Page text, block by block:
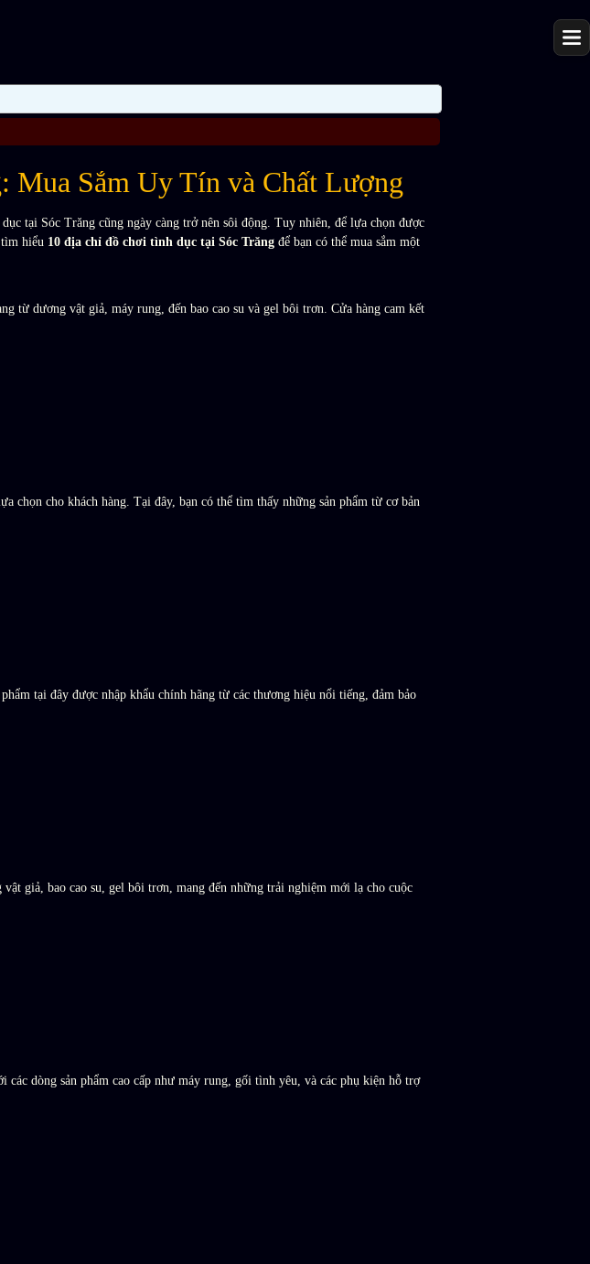
Sắm Uy Tín và Chất Lượng
tại Sóc Trăng cũng ngày càng trở nên sôi động. Tuy nhiên, để lựa chọn được
hiểu 10 địa chỉ đồ chơi tình dục tại Sóc Trăng để bạn có thể mua sắm một
từ dương vật giả, máy rung, đến bao cao su và gel bôi trơn. Cửa hàng cam kết
chọn cho khách hàng. Tại đây, bạn có thể tìm thấy những sản phẩm từ cơ bản
tại đây được nhập khẩu chính hãng từ các thương hiệu nổi tiếng, đảm bảo
giả, bao cao su, gel bôi trơn, mang đến những trải nghiệm mới lạ cho cuộc
dòng sản phẩm cao cấp như máy rung, gối tình yêu, và các phụ kiện hỗ trợ